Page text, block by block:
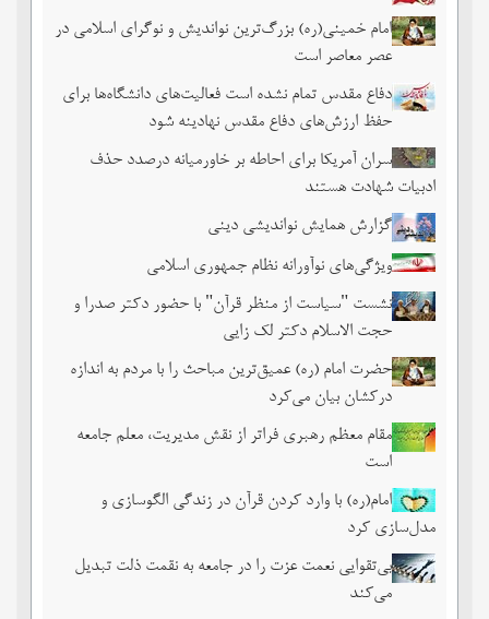
امام خمینی(ره) بزرگ‌ترین نواندیش و نوگرای اسلامی در
عصر معاصر است
دفاع مقدس تمام نشده است فعالیت‌های دانشگاه‌ها برای
حفظ ارزش‌های دفاع مقدس نهادینه شود
سران آمریکا برای احاطه بر خاورمیانه درصدد حذف
ادبیات شهادت هستند
گزارش همایش نواندیشی دینی
ویژگی‌های نوآورانه نظام جمهوری اسلامی
نشست‏ "سیاست از منظر قرآن" با حضور دکتر صدرا و
حجت الاسلام دکتر لک زایی
حضرت امام (ره) عمیق‌ترین مباحث را با مردم به اندازه
درکشان بیان می‌کرد
مقام معظم رهبری فراتر از نقش مدیریت، معلم جامعه
است
امام(ره) با وارد کردن قرآن در زندگی الگوسازی و
مدل‌سازی کرد
بی‌تقوایی نعمت عزت را در جامعه به نقمت ذلت تبدیل
می‌کند